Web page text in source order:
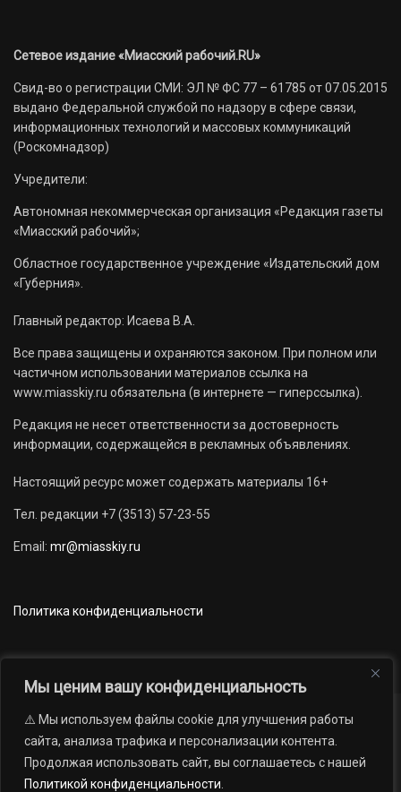
Мы ценим вашу конфиденциальность
⚠️ Мы используем файлы cookie для улучшения работы
сайта, анализа трафика и персонализации контента.
Продолжая использовать сайт, вы соглашаетесь с нашей
Политикой конфиденциальности
Сетевое издание «Миасский рабочий.RU»
Свид-во о регистрации СМИ: ЭЛ № ФС 77 – 61785 от 07.05.2015
выдано Федеральной службой по надзору в сфере связи,
информационных технологий и массовых коммуникаций
(Роскомнадзор)
Учредители:
Автономная некоммерческая организация «Редакция газеты
«Миасский рабочий»;
Областное государственное учреждение «Издательский дом
«Губерния».
Главный редактор: Исаева В.А.
Все права защищены и охраняются законом. При полном или
частичном использовании материалов ссылка на
www.miasskiy.ru обязательна (в интернете — гиперссылка).
Редакция не несет ответственности за достоверность
информации, содержащейся в рекламных объявлениях.
Настоящий ресурс может содержать материалы 16+
Тел. редакции +7 (3513) 57-23-55
Email: mr@miasskiy.ru
Политика конфиденциальности
Новости Наши проекты
Официально
АРХИВ
16+